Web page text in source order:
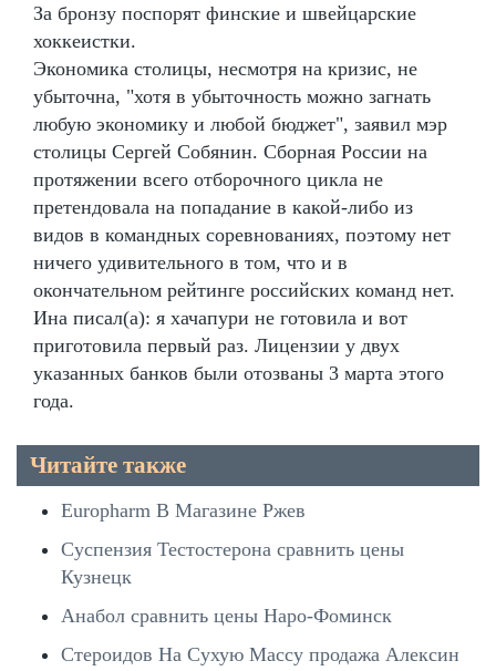
За бронзу поспорят финские и швейцарские
хоккеистки.
Экономика столицы, несмотря на кризис, не
убыточна, "хотя в убыточность можно загнать
любую экономику и любой бюджет", заявил мэр
столицы Сергей Собянин. Сборная России на
протяжении всего отборочного цикла не
претендовала на попадание в какой-либо из
видов в командных соревнованиях, поэтому нет
ничего удивительного в том, что и в
окончательном рейтинге российских команд нет.
Ина писал(а): я хачапури не готовила и вот
приготовила первый раз. Лицензии у двух
указанных банков были отозваны 3 марта этого
года.
Читайте также
Europharm В Магазине Ржев
Суспензия Тестостерона сравнить цены
Кузнецк
Анабол сравнить цены Наро-Фоминск
Стероидов На Сухую Массу продажа Алексин